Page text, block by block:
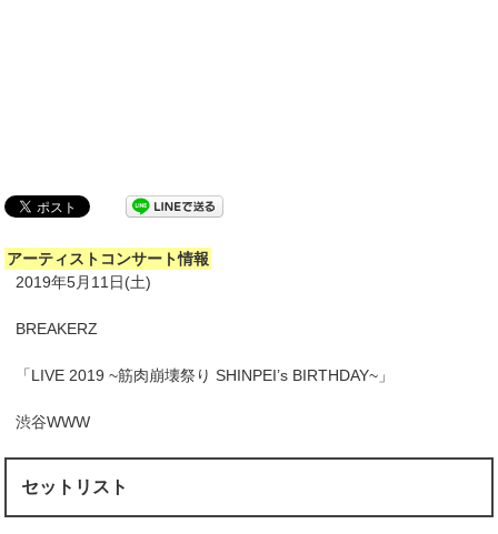
アーティストコンサート情報
2019年5月11日(土)
BREAKERZ
「LIVE 2019 ~筋肉崩壊祭り SHINPEI’s BIRTHDAY~」
渋谷WWW
セットリスト